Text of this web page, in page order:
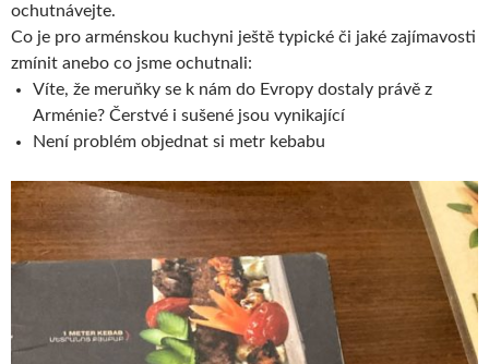
ochutnávejte.
Co je pro arménskou kuchyni ještě typické či jaké zajímavosti
zmínit anebo co jsme ochutnali:
Víte, že meruňky se k nám do Evropy dostaly právě z
Arménie? Čerstvé i sušené jsou vynikající
Není problém objednat si metr kebabu